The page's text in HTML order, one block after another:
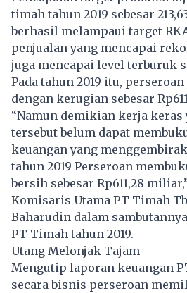
timah tahun 2019 sebesar
berhasil melampaui target
penjualan yang mencapai
juga mencapai level terburuk
Pada tahun 2019 itu,
dengan kerugian sebesar
“Namun demikian kerja
tersebut belum dapat
keuangan yang
tahun 2019 Perseroan
bersih sebesar Rp611,28
Komisaris Utama PT Timah
Baharudin dalam
PT Timah tahun 2019.
Utang Melonjak Tajam
Mengutip laporan keuangan
secara bisnis perseroan